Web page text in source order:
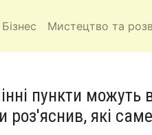
Бізнес Мистецтво та
пункти можуть
роз'яснив, які